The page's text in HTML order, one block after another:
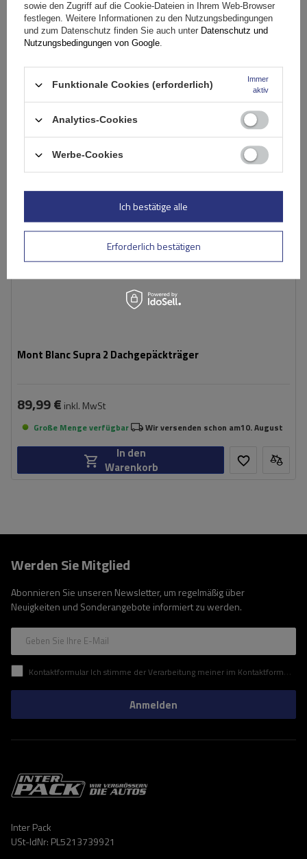
179,99 €inkl. MwSt
In den
Mont Blanc Supra 2 Dachgepäckträger
89,99 € inkl. MwSt
Große Menge verfügbar Wir versenden schon am10. August
In den
Warenkorb
Werden Sie Mitglied
Abonnieren Sie unseren Newsletter, um regelmäßig über
Neuigkeiten und Sonderangebote informiert zu werden.
Geben Sie Ihre E-Mail
Kontaktformular Ich stimme der Verarbeitung meiner im Kontaktformular enthaltenen personenbezogenen Daten gemäß der Verordnung (EU) des Europäischen Parlaments und des Rates zu.
Anmelden
Inter Pack
USt-IdNr: PL5213739921
sowie den Zugriff auf die Cookie-Dateien in Ihrem Web-Browser
festlegen. Weitere Informationen zu den Nutzungsbedingungen
und zum Datenschutz finden Sie auch unter Datenschutz und
Nutzungsbedingungen von Google.
Funktionale Cookies (erforderlich)
Immer
aktiv
Analytics-Cookies
Werbe-Cookies
Erforderlich bestätigen
Ich bestätige alle